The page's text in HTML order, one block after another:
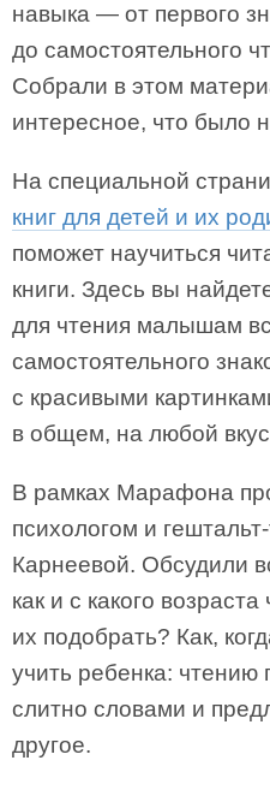
навыка — от первого
до самостоятельного
Собрали в этом
интересное, что было
На специальной
книг для детей и их
поможет научиться
книги. Здесь вы
для чтения малышам
самостоятельного
с красивыми
в общем, на любой
В рамках Марафона
психологом и
Карнеевой. Обсудили
как и с какого
их подобрать? Как,
учить ребенка: чтению
слитно словами и
другое.